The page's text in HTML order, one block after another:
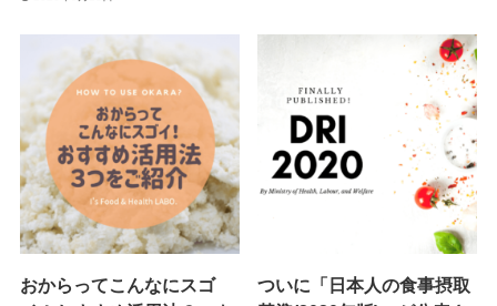
おからってこんなにスゴ
ついに「日本人の食事摂取